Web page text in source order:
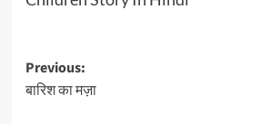
Post
navigation
Previous:
बारिश का मज़ा